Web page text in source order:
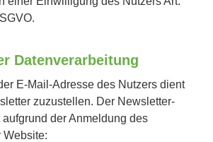
Datenverarbeitung
E-Mail-Adresse des Nutzers dient
zuzustellen. Der Newsletter-
der Anmeldung des
Website: